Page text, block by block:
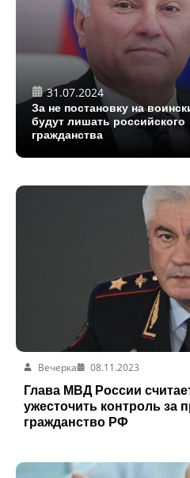
31.07.2024
За не постановку на
будут лишать российского
гражданства
Вечерка
08.11.2023
Глава МВД России
ужесточить контроль за
гражданство РФ